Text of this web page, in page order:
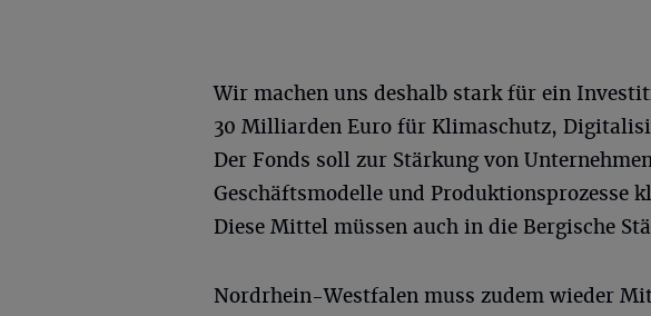
Wir machen uns deshalb stark für ein
30 Milliarden Euro für Klimaschutz,
Der Fonds soll zur Stärkung von
Geschäftsmodelle und Produktionsprozesse
Diese Mittel müssen auch in die Bergische
Nordrhein-Westfalen muss zudem wieder